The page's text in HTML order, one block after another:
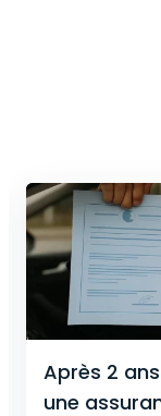
malus Résiliés
retrouvé